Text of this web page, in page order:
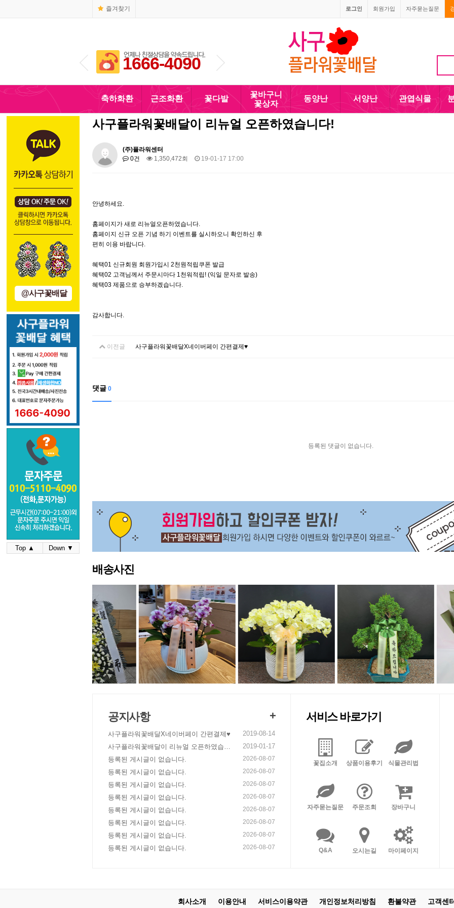
즐겨찾기 자주묻는질문
회원가입
로그인
1666-4090 010-5110-4090
축하화환 근조화환 꽃다발
꽃바구니
꽃상자
동양난 서양난 관엽식물
@사구꽃배달
Top ▲ Down ▼
사구플라워꽃배달이 리뉴얼 오픈하였습니다!
(주)플라워센터
0건
1,350,472회 19-01-17 17:00
안녕하세요.
홈페이지가 새로 리뉴얼오픈하였습니다.
홈페이지 신규 오픈 기념 하기 이벤트를 실시하오니 확인하신 후
편히 이용 바랍니다.
혜택01 신규회원 회원가입시 2천원적립쿠폰 발급
혜택02 고객님께서 주문시마다 1천워적립! (익일 문자로 발송)
혜택03 제품으로 승부하겠습니다.
감사합니다.
이전글 사구플라워꽃배달X네이버페이 간편결제♥
댓글 0
등록된 댓글이 없습니다.
배송사진
공지사항 +
사구플라워꽃배달X네이버페이 간편결제♥
2019-08-14
사구플라워꽃배달이 리뉴얼 오픈하였습니
다!
2019-01-17
등록된 게시글이 없습니다.
2026-08-07
등록된 게시글이 없습니다. 2026-08-07
등록된 게시글이 없습니다. 2026-08-07
등록된 게시글이 없습니다. 2026-08-07
등록된 게시글이 없습니다. 2026-08-07
등록된 게시글이 없습니다. 2026-08-07
등록된 게시글이 없습니다. 2026-08-07
등록된 게시글이 없습니다. 2026-08-07
서비스 바로가기
꽃집소개 상품이용후기 식물관리법
자주묻는질문 주문조회 장바구니
Q&A 오시는길 마이페이지
회사소개 이용안내 서비스이용약관 개인정보처리방침 환불약관 고객센